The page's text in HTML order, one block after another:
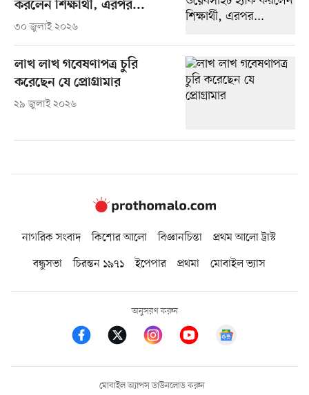
করলেন শিক্ষার্থী, এরপর...
৩০ জুলাই ২০২৬
লাখ লাখ গবেষণাপত্র চুরি
করেছেন যে প্রোগ্রামার
২৯ জুলাই ২০২৬
নাগরিক সংবাদ কিশোর আলো বিজ্ঞানচিন্তা
প্রথম আলো ট্রাস্ট
বন্ধুসভা
চিরন্তন ১৯৭১ ইপেপার প্রথমা মোবাইল ভ্যাস
অনুসরণ করুন
মোবাইল অ্যাপস ডাউনলোড করুন